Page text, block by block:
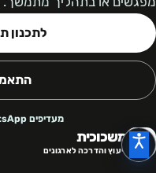
לתכנון
מעדיפים WhatsApp? כתבו לנו ←
משכוכית
ייעוץ והדרכה לארגונים